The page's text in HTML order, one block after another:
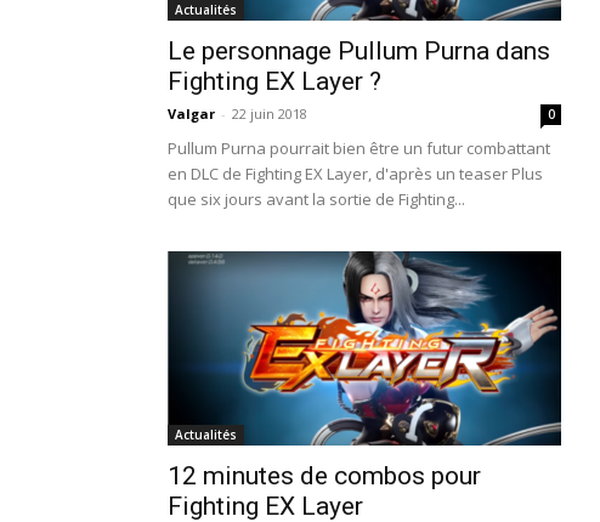
Actualités
Le personnage Pullum Purna dans
Fighting EX Layer ?
Valgar - 22 juin 2018 0
Pullum Purna pourrait bien être un futur combattant
en DLC de Fighting EX Layer, d'après un teaser Plus
que six jours avant la sortie de Fighting...
Actualités
12 minutes de combos pour
Fighting EX Layer